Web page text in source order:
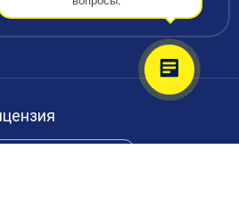
деятельность